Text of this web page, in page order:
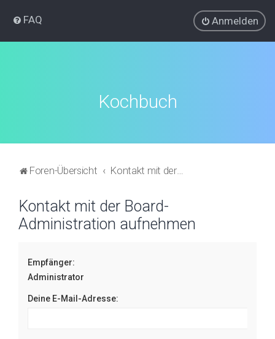
FAQ Anmelden
Kochbuch
Foren-Übersicht Kontakt mit der Board-Administration aufnehmen
Kontakt mit der Board-
Administration aufnehmen
Empfänger:
Administrator
Deine E-Mail-Adresse: